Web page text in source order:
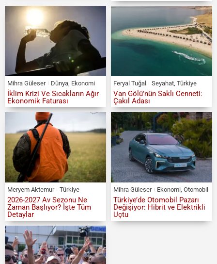
Mihra Güleser Dünya, Ekonomi
İklim Krizi Ve Sıcakların Ağır
Ekonomik Faturası
Feryal Tuğal Seyahat, Türkiye
Van Gölü’nün Saklı Cenneti:
Çakıl Adası
Meryem Aktemur Türkiye
2026-2027 Av Sezonu Ne
Zaman Başlıyor? İşte Tüm
Detaylar
Mihra Güleser Ekonomi, Otomobil
Türkiye’de Otomobil Pazarı
Değişiyor: Hibrit ve Elektrikli
Uçtu